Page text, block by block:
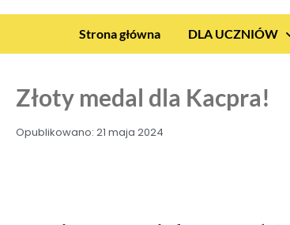
Strona główna DLA UCZNIÓW
Złoty medal dla Kacpra!
Opublikowano: 21 maja 2024